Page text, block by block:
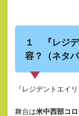
１ 『レジデ
容？（ネタバ
『レジデントエイ
舞台は米中西部コ